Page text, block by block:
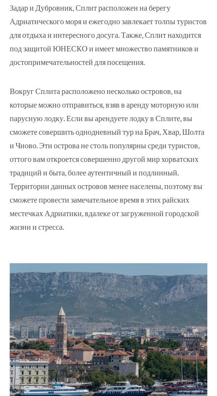
Задар и Дубровник, Сплит расположен на берегу
Адриатического моря и ежегодно завлекает толпы туристов
для отдыха и интересного досуга. Также, Сплит находится
под защитой ЮНЕСКО и имеет множество памятников и
достопримечательностей для посещения.
Вокруг Сплита расположено несколько островов, на
которые можно отправиться, взяв в аренду моторную или
парусную лодку. Если вы арендуете лодку в Сплите, вы
сможете совершить однодневный тур на Брач, Хвар, Шолта
и Чиово. Эти острова не столь популярны среди туристов,
оттого вам откроется совершенно другой мир хорватских
традиций и быта, более аутентичный и подлинный.
Территории данных островов менее населены, поэтому вы
сможете провести замечательное время в этих райских
местечках Адриатики, вдалеке от загруженной городской
жизни и стресса.